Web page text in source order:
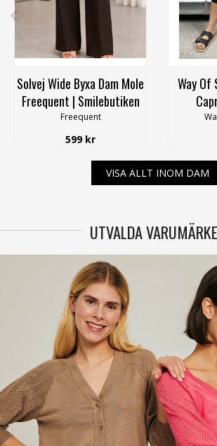
XL XXL
Solvej Wide Byxa Dam Mole
Freequent | Smilebutiken
Freequent
599 kr
XS S
Way Of
VISA ALLT INOM DAM
UTVALDA